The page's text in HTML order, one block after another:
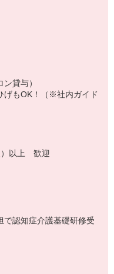
貸与）
げもOK！（※社内ガイド
）以上 歓迎
認知症介護基礎研修受